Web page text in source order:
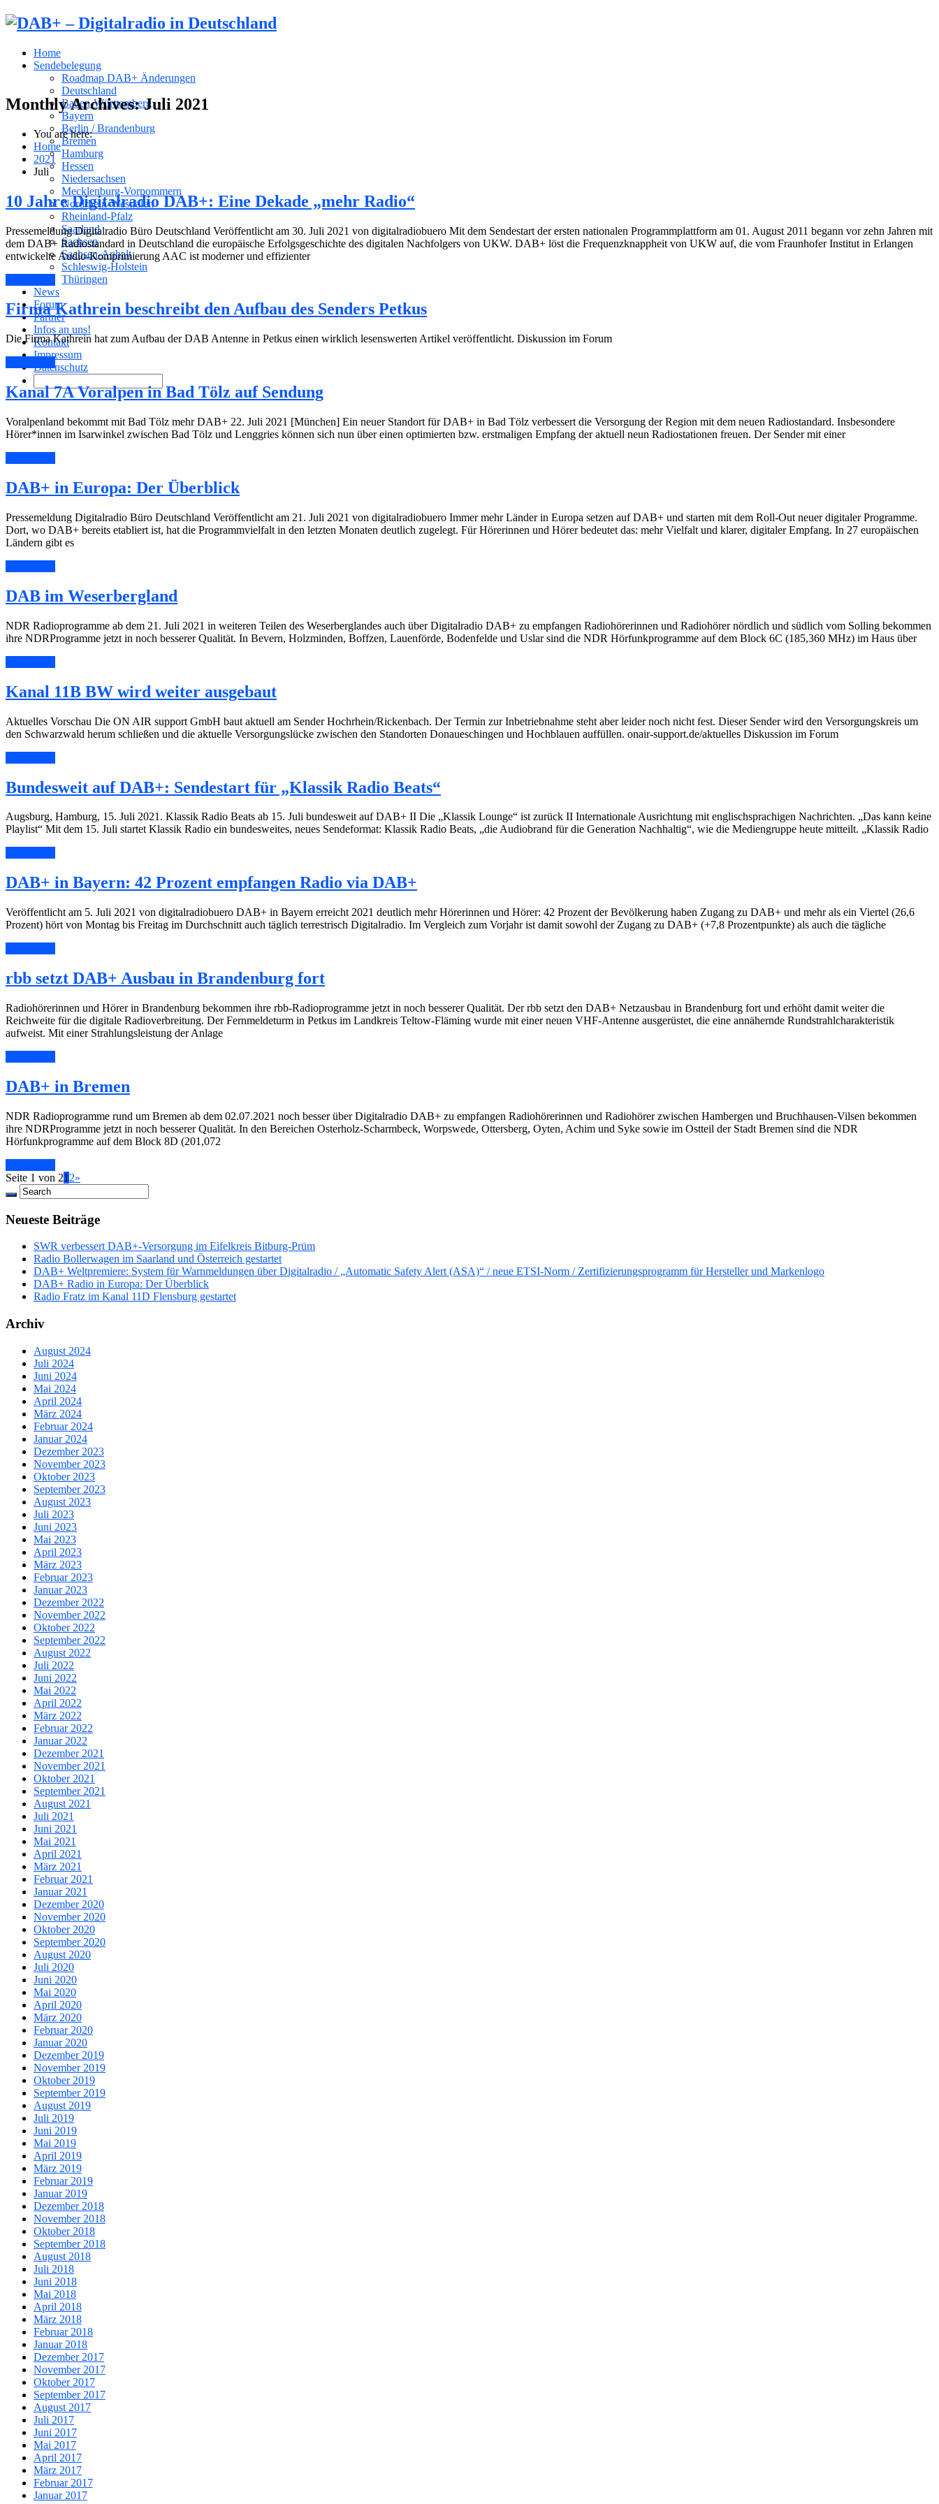
Home
Sendebelegung
Roadmap DAB+ Änderungen
Deutschland
Baden-Württemberg
Bayern
Berlin / Brandenburg
Bremen
Hamburg
Hessen
Niedersachsen
Mecklenburg-Vorpommern
Nordrhein-Westfalen
Rheinland-Pfalz
Saarland
Sachsen
Sachsen-Anhalt
Schleswig-Holstein
Thüringen
News
Forum
Partner
Infos an uns!
Kontakt
Impressum
Datenschutz
Monthly Archives:Juli 2021
You are here:
Home
2021
Juli
10 Jahre Digitalradio DAB+: Eine Dekade „mehr Radio“
Pressemeldung Digitalradio Büro Deutschland Veröffentlicht am 30. Juli 2021 von digitalradiobuero Mit dem Sendestart der ersten nationalen Programmplattform am 01. August 2011 begann vor zehn Jahren mit
dem DAB+ Radiostandard in Deutschland die europäische Erfolgsgeschichte des digitalen Nachfolgers von UKW. DAB+ löst die Frequenzknappheit von UKW auf, die vom Fraunhofer Institut in Erlangen
entwickelte Audio-Komprimierung AAC ist moderner und effizienter
Firma Kathrein beschreibt den Aufbau des Senders Petkus
Die Firma Kathrein hat zum Aufbau der DAB Antenne in Petkus einen wirklich lesenswerten Artikel veröffentlicht. Diskussion im Forum
Kanal 7A Voralpen in Bad Tölz auf Sendung
Voralpenland bekommt mit Bad Tölz mehr DAB+ 22. Juli 2021 [München] Ein neuer Standort für DAB+ in Bad Tölz verbessert die Versorgung der Region mit dem neuen Radiostandard. Insbesondere
Hörer*innen im Isarwinkel zwischen Bad Tölz und Lenggries können sich nun über einen optimierten bzw. erstmaligen Empfang der aktuell neun Radiostationen freuen. Der Sender mit einer
DAB+ in Europa: Der Überblick
Pressemeldung Digitalradio Büro Deutschland Veröffentlicht am 21. Juli 2021 von digitalradiobuero Immer mehr Länder in Europa setzen auf DAB+ und starten mit dem Roll-Out neuer digitaler Programme.
Dort, wo DAB+ bereits etabliert ist, hat die Programmvielfalt in den letzten Monaten deutlich zugelegt. Für Hörerinnen und Hörer bedeutet das: mehr Vielfalt und klarer, digitaler Empfang. In 27 europäischen
Ländern gibt es
DAB im Weserbergland
NDR Radioprogramme ab dem 21. Juli 2021 in weiteren Teilen des Weserberglandes auch über Digitalradio DAB+ zu empfangen Radiohörerinnen und Radiohörer nördlich und südlich vom Solling bekommen
ihre NDRProgramme jetzt in noch besserer Qualität. In Bevern, Holzminden, Boffzen, Lauenförde, Bodenfelde und Uslar sind die NDR Hörfunkprogramme auf dem Block 6C (185,360 MHz) im Haus über
Kanal 11B BW wird weiter ausgebaut
Aktuelles Vorschau Die ON AIR support GmbH baut aktuell am Sender Hochrhein/Rickenbach. Der Termin zur Inbetriebnahme steht aber leider noch nicht fest. Dieser Sender wird den Versorgungskreis um
den Schwarzwald herum schließen und die aktuelle Versorgungslücke zwischen den Standorten Donaueschingen und Hochblauen auffüllen. onair-support.de/aktuelles Diskussion im Forum
Bundesweit auf DAB+: Sendestart für „Klassik Radio Beats“
Augsburg, Hamburg, 15. Juli 2021. Klassik Radio Beats ab 15. Juli bundesweit auf DAB+ II Die „Klassik Lounge“ ist zurück II Internationale Ausrichtung mit englischsprachigen Nachrichten. „Das kann keine
Playlist“ Mit dem 15. Juli startet Klassik Radio ein bundesweites, neues Sendeformat: Klassik Radio Beats, „die Audiobrand für die Generation Nachhaltig“, wie die Mediengruppe heute mitteilt. „Klassik Radio
DAB+ in Bayern: 42 Prozent empfangen Radio via DAB+
Veröffentlicht am 5. Juli 2021 von digitalradiobuero DAB+ in Bayern erreicht 2021 deutlich mehr Hörerinnen und Hörer: 42 Prozent der Bevölkerung haben Zugang zu DAB+ und mehr als ein Viertel (26,6
Prozent) hört von Montag bis Freitag im Durchschnitt auch täglich terrestrisch Digitalradio. Im Vergleich zum Vorjahr ist damit sowohl der Zugang zu DAB+ (+7,8 Prozentpunkte) als auch die tägliche
rbb setzt DAB+ Ausbau in Brandenburg fort
Radiohörerinnen und Hörer in Brandenburg bekommen ihre rbb-Radioprogramme jetzt in noch besserer Qualität. Der rbb setzt den DAB+ Netzausbau in Brandenburg fort und erhöht damit weiter die
Reichweite für die digitale Radioverbreitung. Der Fernmeldeturm in Petkus im Landkreis Teltow-Fläming wurde mit einer neuen VHF-Antenne ausgerüstet, die eine annähernde Rundstrahlcharakteristik
aufweist. Mit einer Strahlungsleistung der Anlage
DAB+ in Bremen
NDR Radioprogramme rund um Bremen ab dem 02.07.2021 noch besser über Digitalradio DAB+ zu empfangen Radiohörerinnen und Radiohörer zwischen Hambergen und Bruchhausen-Vilsen bekommen
ihre NDRProgramme jetzt in noch besserer Qualität. In den Bereichen Osterholz-Scharmbeck, Worpswede, Ottersberg, Oyten, Achim und Syke sowie im Ostteil der Stadt Bremen sind die NDR
Hörfunkprogramme auf dem Block 8D (201,072
Seite 1 von 21 2»
Neueste Beiträge
SWR verbessert DAB+-Versorgung im Eifelkreis Bitburg-Prüm
Radio Bollerwagen im Saarland und Österreich gestartet
DAB+ Weltpremiere: System für Warnmeldungen über Digitalradio / „Automatic Safety Alert (ASA)“ / neue ETSI-Norm / Zertifizierungsprogramm für Hersteller und Markenlogo
DAB+ Radio in Europa: Der Überblick
Radio Fratz im Kanal 11D Flensburg gestartet
Archiv
August 2024
Juli 2024
Juni 2024
Mai 2024
April 2024
März 2024
Februar 2024
Januar 2024
Dezember 2023
November 2023
Oktober 2023
September 2023
August 2023
Juli 2023
Juni 2023
Mai 2023
April 2023
März 2023
Februar 2023
Januar 2023
Dezember 2022
November 2022
Oktober 2022
September 2022
August 2022
Juli 2022
Juni 2022
Mai 2022
April 2022
März 2022
Februar 2022
Januar 2022
Dezember 2021
November 2021
Oktober 2021
September 2021
August 2021
Juli 2021
Juni 2021
Mai 2021
April 2021
März 2021
Februar 2021
Januar 2021
Dezember 2020
November 2020
Oktober 2020
September 2020
August 2020
Juli 2020
Juni 2020
Mai 2020
April 2020
März 2020
Februar 2020
Januar 2020
Dezember 2019
November 2019
Oktober 2019
September 2019
August 2019
Juli 2019
Juni 2019
Mai 2019
April 2019
März 2019
Februar 2019
Januar 2019
Dezember 2018
November 2018
Oktober 2018
September 2018
August 2018
Juli 2018
Juni 2018
Mai 2018
April 2018
März 2018
Februar 2018
Januar 2018
Dezember 2017
November 2017
Oktober 2017
September 2017
August 2017
Juli 2017
Juni 2017
Mai 2017
April 2017
März 2017
Februar 2017
Januar 2017